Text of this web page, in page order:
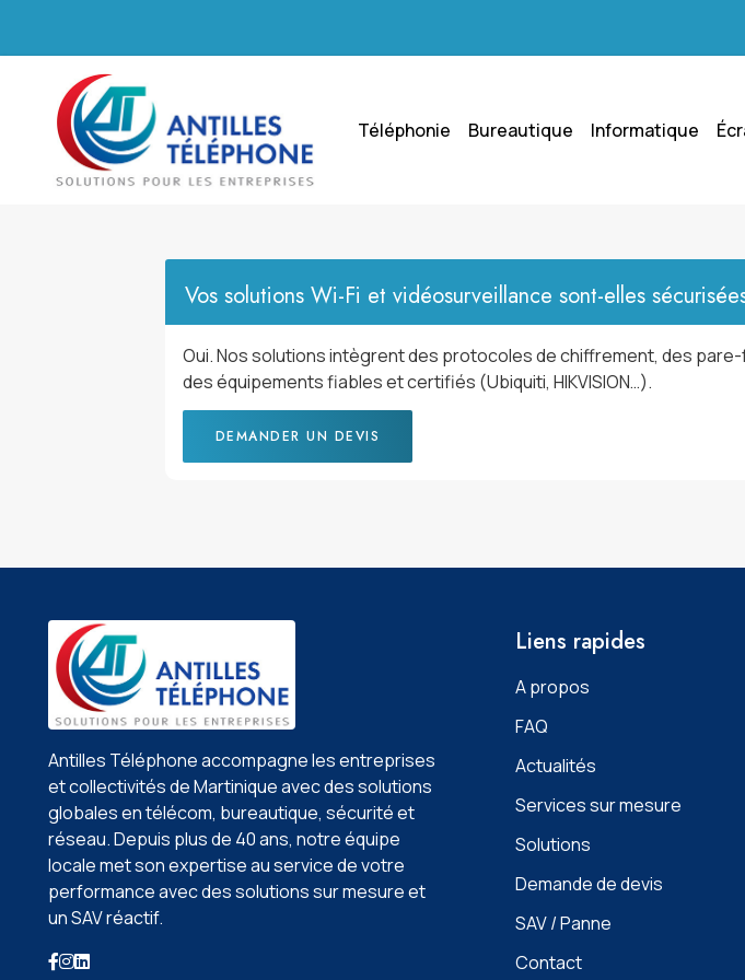
Téléphonie Bureautique Informatique
Vos solutions Wi-Fi et vidéosurveillance sont-elles
Oui. Nos solutions intègrent des protocoles de chiffrement, des
des équipements fiables et certifiés (Ubiquiti, HIKVISION…).
DEMANDER UN DEVIS
Antilles Téléphone accompagne les entreprises
et collectivités de Martinique avec des solutions
globales en télécom, bureautique, sécurité et
réseau. Depuis plus de 40 ans, notre équipe
locale met son expertise au service de votre
performance avec des solutions sur mesure et
un SAV réactif.
Liens rapides
A propos
FAQ
Actualités
Services sur mesure
Solutions
Demande de devis
SAV / Panne
Contact